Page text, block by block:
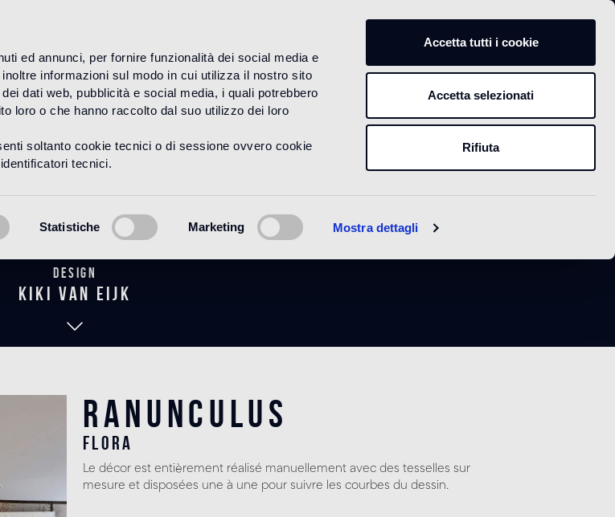
ed annunci, per fornire funzionalità dei social media e
informazioni sul modo in cui utilizza il nostro sito
dati web, pubblicità e social media, i quali potrebbero
loro o che hanno raccolto dal suo utilizzo dei loro
soltanto cookie tecnici o di sessione ovvero cookie
tecnici.
Statistiche Marketing Mostra dettagli
Accetta tutti i cookie
Accetta selezionati
Rifiuta
PRODUITS MOSAICO DÉCORS
Design
kiki van eijk
Ranunculus
flora
Le décor est entièrement réalisé manuellement avec des tesselles sur
mesure et disposées une à une pour suivre les courbes du dessin.